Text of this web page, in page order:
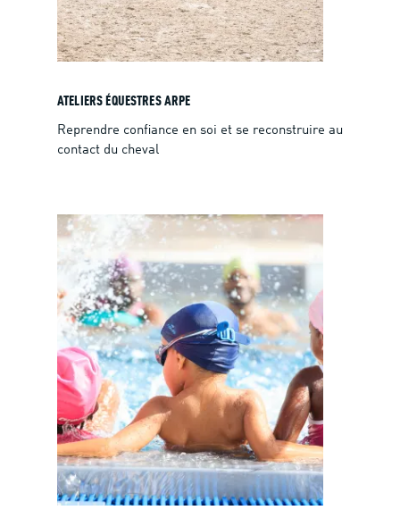
ATELIERS ÉQUESTRES ARPE
Reprendre confiance en soi et se reconstruire au
contact du cheval